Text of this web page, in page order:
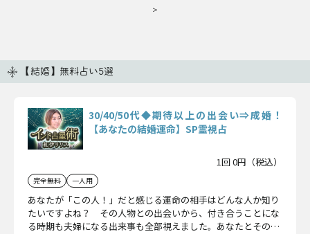
>
【結婚】無料占い5選
30/40/50代◆期待以上の出会い⇒成婚！
【あなたの結婚運命】SP霊視占
1回 0円（税込）
完全無料 一人用
あなたが「この人！」だと感じる運命の相手はどんな人か知り
たいですよね？ その人物との出会いから、付き合うことにな
る時期も夫婦になる出来事も全部視えました。あなたとその人